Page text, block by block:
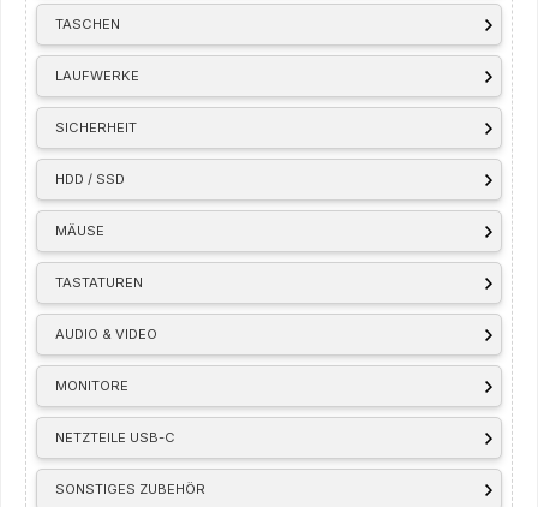
TASCHEN
LAUFWERKE
SICHERHEIT
HDD / SSD
MÄUSE
TASTATUREN
AUDIO & VIDEO
MONITORE
NETZTEILE USB-C
SONSTIGES ZUBEHÖR